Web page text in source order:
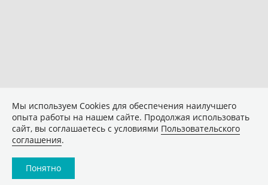
Мы используем Сookies для обеспечения наилучшего
опыта работы на нашем сайте. Продолжая использовать
сайт, вы соглашаетесь с условиями Пользовательского
соглашения.
Понятно